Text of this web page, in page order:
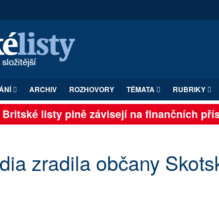
ARCHIV ROZHOVORY TÉMATA RUBRIKY
listy plně závisejí na finančních
zradila občany